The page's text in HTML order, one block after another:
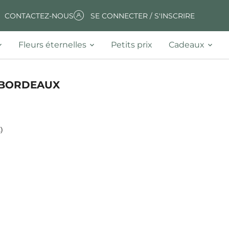
CONTACTEZ-NOUS SE CONNECTER / S'INSCRIRE
Fleurs éternelles Petits prix Cadeaux